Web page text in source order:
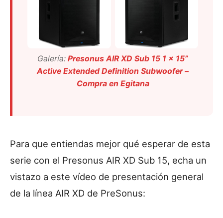
Galería: Presonus AIR XD Sub 15 1 x 15”
Active Extended Definition Subwoofer –
Compra en Egitana
Para que entiendas mejor qué esperar de esta
serie con el Presonus AIR XD Sub 15, echa un
vistazo a este vídeo de presentación general
de la línea AIR XD de PreSonus: